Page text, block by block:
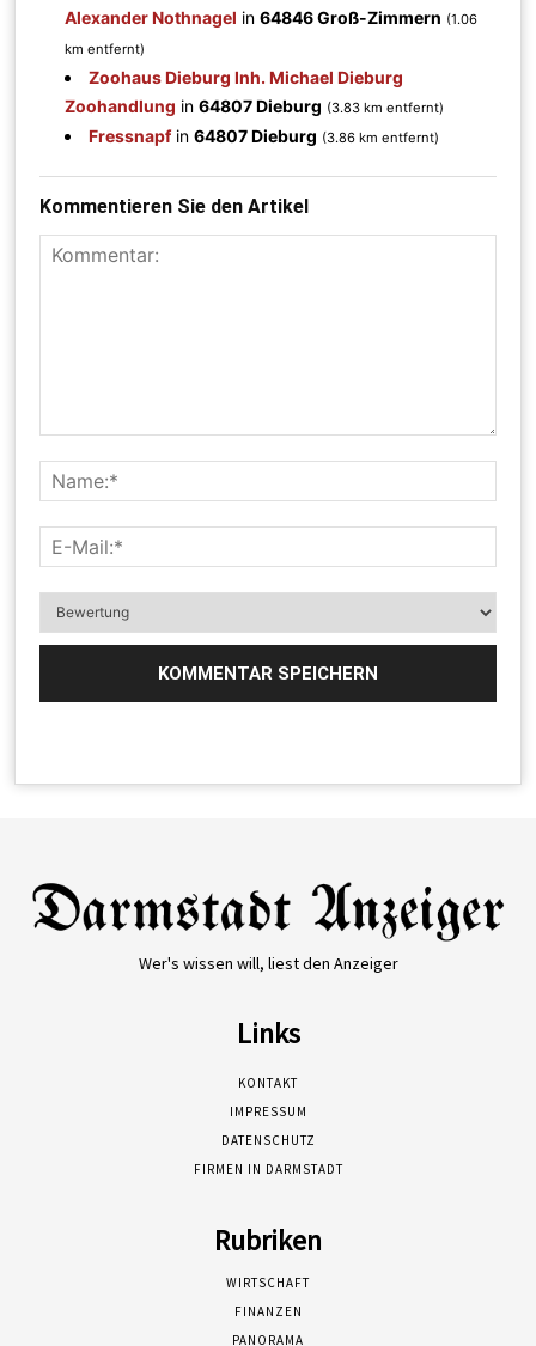
Alexander Nothnagel in64846 Groß-Zimmern (1.06
km entfernt)
Zoohaus Dieburg Inh. Michael Dieburg
Zoohandlung in64807 Dieburg (3.83 km entfernt)
Fressnapfin64807 Dieburg (3.86 km entfernt)
Kommentieren Sie den Artikel
Wer's wissen will, liest den Anzeiger
Links
KONTAKT
IMPRESSUM
DATENSCHUTZ
FIRMEN IN DARMSTADT
Rubriken
WIRTSCHAFT
FINANZEN
PANORAMA